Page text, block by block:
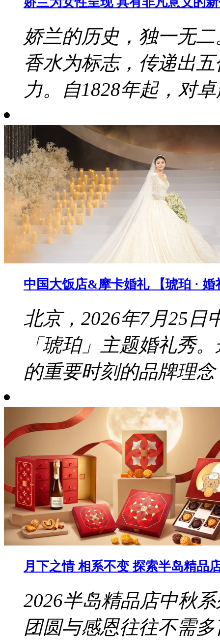
娇兰的历史，独一无
香水为标志，传递出
力。自1828年起，对
中国大饭店&摩卡婚礼 【琥珀 ·
北京，2026年7月25日
「琥珀」主题婚礼秀
的重要时刻的品牌理念
月下之情 相系不变 探索半岛精品
2026半岛精品店中秋
团圆与感恩往往不需